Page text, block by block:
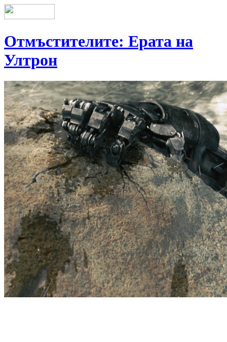
Отмъстителите: Ерата на
Ултрон